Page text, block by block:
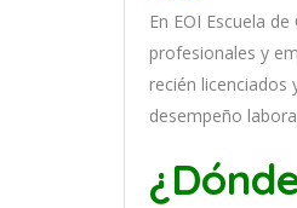
En EOI Escuela
profesionales y em
recién
desempeño